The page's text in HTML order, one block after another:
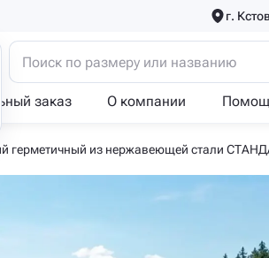
г.
заказ О компании
герметичный из нержавеющей стали